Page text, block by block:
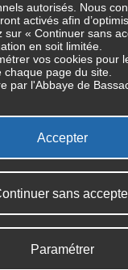
autorisés. Nous
activés afin
« Continuer sans
en soit limitée.
vos cookies pour
chaque page du site.
par l'Abbaye de
Accepter
sans
Paramétrer